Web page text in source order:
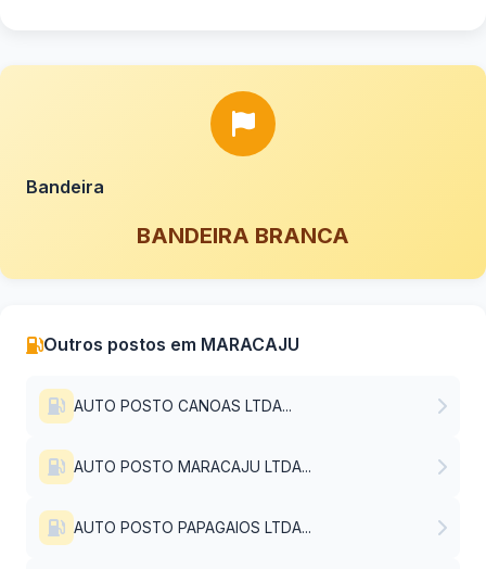
Bandeira
BANDEIRA BRANCA
Outros postos em MARACAJU
AUTO POSTO CANOAS LTDA...
AUTO POSTO MARACAJU LTDA...
AUTO POSTO PAPAGAIOS LTDA...